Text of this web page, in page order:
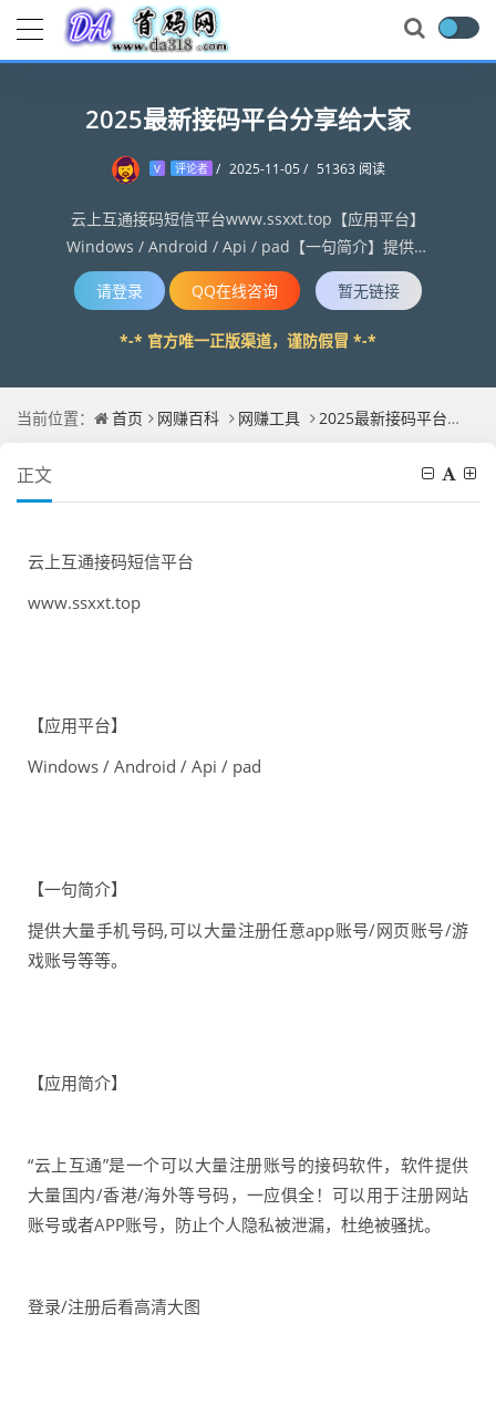
2025最新接码平台分享给大家
V 评论者 / 2025-11-05 / 51363 阅读
云上互通接码短信平台www.ssxxt.top【应用平台】
Windows / Android / Api / pad【一句简介】提供大
量手机号码,可以大量注册任意app账号/网页账号/游戏
账号等等。【应用简介】“云上互通”是一个可以大量注
册账号的接码软件，软件提供大量国内/香...
请登录 QQ在线咨询 暂无链接
*-* 官方唯一正版渠道，谨防假冒 *-*
当前位置： 首页 网赚百科 网赚工具 2025最新接码平台分享给大家
正文
云上互通接码短信平台
www.ssxxt.top
【应用平台】
Windows / Android / Api / pad
【一句简介】
提供大量手机号码,可以大量注册任意app账号/网页账号/游
戏账号等等。
【应用简介】
“云上互通”是一个可以大量注册账号的接码软件，软件提供
大量国内/香港/海外等号码，一应俱全！可以用于注册网站
账号或者APP账号，防止个人隐私被泄漏，杜绝被骚扰。
登录/注册后看高清大图